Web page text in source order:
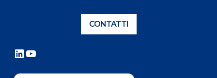
CONTATTI
LinkedIn
YouTube